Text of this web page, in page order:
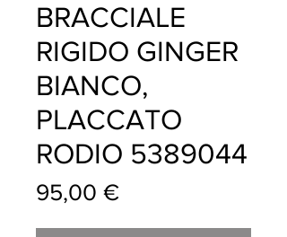
BRACCIALE
RIGIDO GINGER
BIANCO,
PLACCATO
RODIO 5389044
95,00 €Prezzo